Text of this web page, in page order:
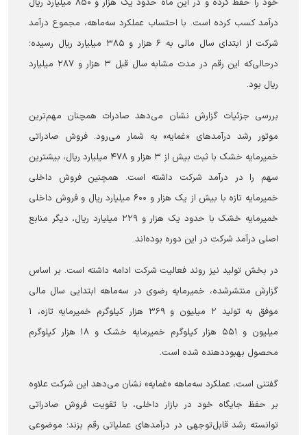
درآمد کسب کرده است. با احتساب عملکرد سه‌ماهه، مجموع درآمد
شرکت از ابتدای سال مالی به ۶ هزار و ۳۸۵ میلیارد ریال رسیده؛
درحالی‌که این رقم در مدت مشابه سال قبل ۳ هزار و ۲۸۷ میلیارد
ریال بود.
بررسی جزئیات گزارش نشان می‌دهد صادرات همچنان مهم‌ترین
موتور رشد درآمد‌های «غمایه» به شمار می‌رود. فروش صادراتی
خمیرمایه خشک با ثبت بیش از ۳ هزار و ۴۷۸ میلیارد ریال، بیشترین
سهم را در درآمد شرکت داشته است. همچنین فروش داخلی
خمیرمایه تازه با بیش از یک هزار و ۶۰۰ میلیارد ریال و فروش داخلی
خمیرمایه خشک با حدود یک هزار و ۲۲۹ میلیارد ریال، دیگر منابع
اصلی درآمد شرکت در این دوره بوده‌اند.
در بخش تولید نیز روند فعالیت شرکت ادامه داشته است. بر اساس
گزارش منتشرشده، خمیرمایه رضوی در سه‌ماهه ابتدایی سال مالی
موفق به تولید ۲ میلیون و ۳۶۹ هزار کیلوگرم خمیرمایه تازه، ۱
میلیون و ۵۵۱ هزار کیلوگرم خمیرمایه خشک و ۱۸ هزار کیلوگرم
محصول بهبوددهنده شده است.
گفتنی است، عملکرد سه‌ماهه «غمایه» نشان می‌دهد این شرکت علاوه
بر حفظ جایگاه خود در بازار داخلی، با تقویت فروش صادراتی
توانسته رشد قابل‌توجهی در درآمد‌های عملیاتی رقم بزند؛ موضوعی